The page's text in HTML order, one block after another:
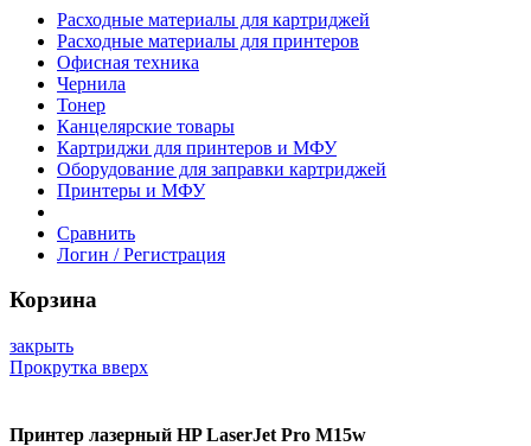
Расходные материалы для картриджей
Расходные материалы для принтеров
Офисная техника
Чернила
Тонер
Канцелярские товары
Картриджи для принтеров и МФУ
Оборудование для заправки картриджей
Принтеры и МФУ
Сравнить
Логин / Регистрация
Корзина
закрыть
Прокрутка вверх
Принтер лазерный HP LaserJet Pro M15w